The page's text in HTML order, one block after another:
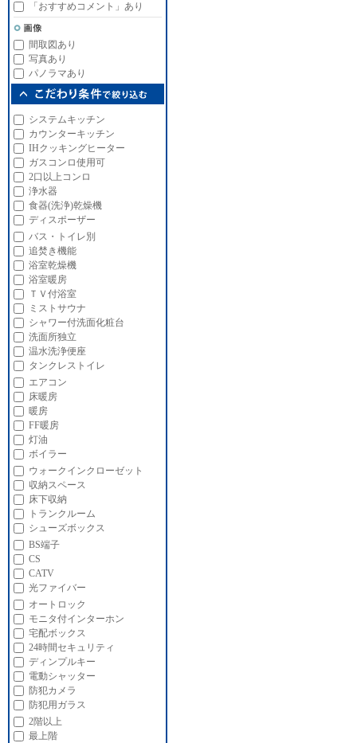
「おすすめコメント」あり
間取図あり
写真あり
パノラマあり
システムキッチン
カウンターキッチン
IHクッキングヒーター
ガスコンロ使用可
2口以上コンロ
浄水器
食器(洗浄)乾燥機
ディスポーザー
バス・トイレ別
追焚き機能
浴室乾燥機
浴室暖房
ＴＶ付浴室
ミストサウナ
シャワー付洗面化粧台
洗面所独立
温水洗浄便座
タンクレストイレ
エアコン
床暖房
暖房
FF暖房
灯油
ボイラー
ウォークインクローゼット
収納スペース
床下収納
トランクルーム
シューズボックス
BS端子
CS
CATV
光ファイバー
オートロック
モニタ付インターホン
宅配ボックス
24時間セキュリティ
ディンプルキー
電動シャッター
防犯カメラ
防犯用ガラス
2階以上
最上階